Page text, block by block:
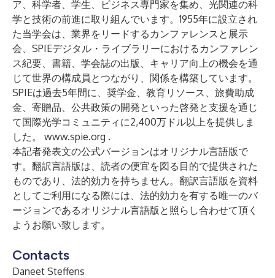
ア、科学者、学生、ビジネス専門家を集め、光関連の科
学と技術の前進に取り組んでいます。1955年に設立され
た当学会は、業界をリードするカンファレンスと展示
会、SPIEデジタル・ライブラリーにおけるカンファレン
ス紀要、書籍、学会誌の出版、キャリア向上の機会を通
じて世界の構成員とつながり、関係を構築しています。
SPIEは過去5年間に、奨学金、教育リソース、旅費助成
金、寄贈品、公共政策の開発といった啓発と支援を通じ
て国際光学コミュニティに2,400万ドル以上を提供しま
した。 www.spie.org .
本記者発表文の公式バージョンはオリジナル言語版で
す。翻訳言語版は、読者の便宜を図る目的で提供された
ものであり、法的効力を持ちません。翻訳言語版を資料
としてご利用になる際には、法的効力を有する唯一のバ
ージョンであるオリジナル言語版と照らし合わせて頂く
ようお願い致します。
Contacts
Daneet Steffens